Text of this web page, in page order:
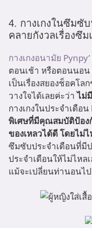
4. กางเกงในซึมซับ
คลายกังวลเรื่องซึม
กางเกงอนามัย Pynpy’
ตอนเช้า หรือตอนนอน
เป็นเรื่องสยองช็อคโล
วางใจได้เลยค่ะว่าไม่
กางเกงในประจำเดือน
พิเศษที่มีคุณสมบัติป้อง
ของเหลวได้ดี โดยไม่
ซึมซับประจำเดือนที่มี
ประจำเดือนให้ไม่ไหล
แม้จะเปลี่ยนท่านอนไ